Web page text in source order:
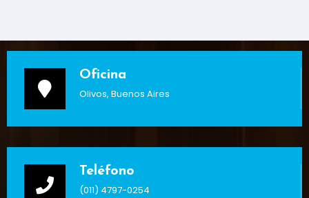
Oficina
Olivos, Buenos Aires
Teléfono
(011) 4797-0254